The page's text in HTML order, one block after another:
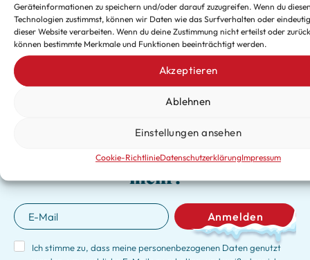
Geräteinformationen zu speichern und/oder darauf zuzugreifen. Wenn du
Technologien zustimmst, können wir Daten wie das Surfverhalten oder
dieser Website verarbeiten. Wenn du deine Zustimmung nicht erteilst oder
können bestimmte Merkmale und Funktionen beeinträchtigt werden.
Akzeptieren
Ablehnen
Einstellungen ansehen
Cookie-RichtlinieDatenschutzerklärungImpressum
Verpasse keine exklusiven
Updates für die kalte Jahreszeit
mehr!
Ich stimme zu, dass meine personenbezogenen Daten genutzt
Anmelden